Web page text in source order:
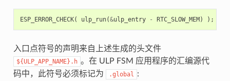
ESP_ERROR_CHECK( ulp_run(&ulp_entry - RTC_SLOW_MEM) );
入口点符号的声明来自上述生成的头文件
${ULP_APP_NAME}.h 。在 ULP FSM 应用程序的汇编源代
码中，此符号必须标记为
.global :